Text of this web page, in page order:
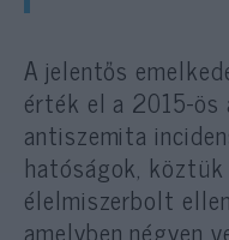
A jelentős
érték el a 2015-
antiszemita
hatóságok, köztük
élelmiszerbolt
amelyben négyen